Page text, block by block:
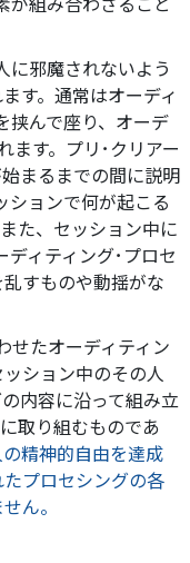
に邪魔されないよう
す。通常はオーディ
挟んで座り、オーデ
ます。プリ･クリアー
まるまでの間に説明
ションで何が起こる
た、セッション中に
ディティング･プロセ
すものや動揺がな
せたオーディティン
ション中のその人
内容に沿って組み立
取り組むものであ
精神的自由を達成
プロセシングの各
ん。